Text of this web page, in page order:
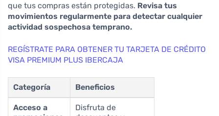
que tus compras están protegidas. Revisa tus
movimientos regularmente para detectar cualquier
actividad sospechosa temprano.
REGÍSTRATE PARA OBTENER TU TARJETA DE CRÉDITO
VISA PREMIUM PLUS IBERCAJA
Categoría Beneficios
Acceso a
Disfruta de